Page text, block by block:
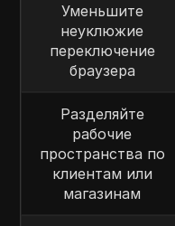
Уменьшите
неуклюжие
переключение
браузера
Разделяйте
рабочие
пространства по
клиентам или
магазинам